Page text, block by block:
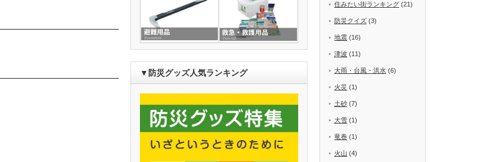
▼防災グッズ人気ランキング
住みたい街ランキング (21)
防災クイズ (3)
地震 (16)
津波 (11)
大雨・台風・洪水 (6)
火災 (1)
土砂 (7)
大雪 (1)
竜巻 (1)
火山 (4)